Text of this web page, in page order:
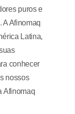
puros e
A Afinomaq
Latina,
conhecer
nossos
Afinomaq